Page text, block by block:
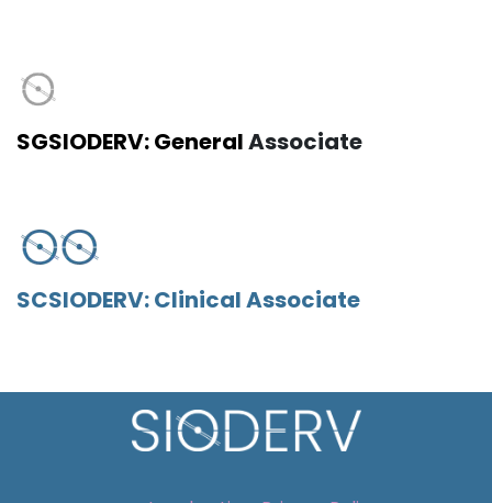
SGSIODERV: General​ Associate
SCSIODERV: Clinical Associate